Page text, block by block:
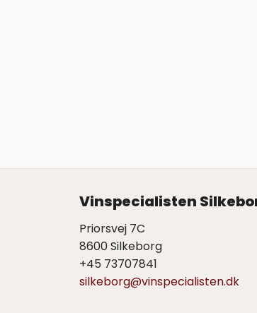
Vinspecialisten
Priorsvej 7C
8600 Silkeborg
+45 73707841
silkeborg@vinspecialisten.dk